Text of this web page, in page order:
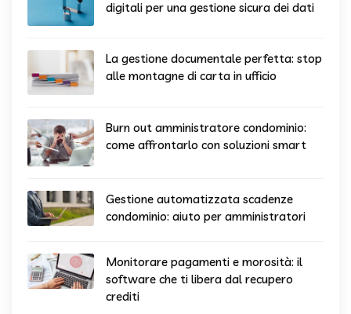
digitali per una gestione sicura dei dati
La gestione documentale perfetta: stop
alle montagne di carta in ufficio
Burn out amministratore condominio:
come affrontarlo con soluzioni smart
Gestione automatizzata scadenze
condominio: aiuto per amministratori
Monitorare pagamenti e morosità: il
software che ti libera dal recupero
crediti